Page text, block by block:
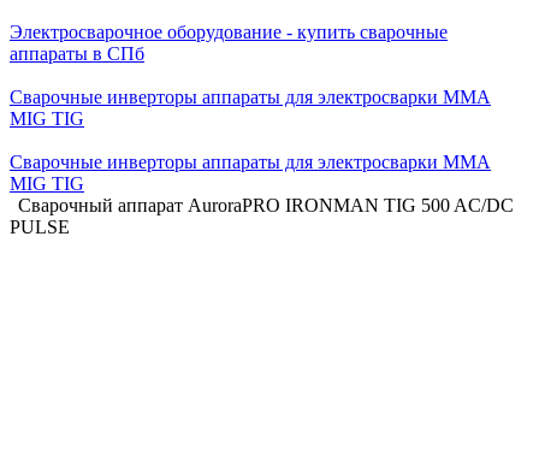
Электросварочное оборудование - купить сварочные
аппараты в СПб
Сварочные инверторы аппараты для электросварки MMA
MIG TIG
Сварочные инверторы аппараты для электросварки MMA
MIG TIG
Сварочный аппарат AuroraPRO IRONMAN TIG 500 AC/DC
PULSE